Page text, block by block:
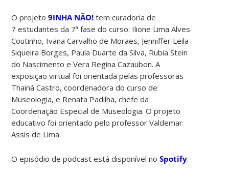
O projeto9INHA NÃO! tem curadoria de
7 estudantes da 7ª fase do curso: Ilione Lima Alves
Coutinho, Ivana Carvalho de Moraes, Jenniffer Leila
Siqueira Borges, Paula Duarte da Silva, Rubia Stein
do Nascimento e Vera Regina Cazaubon. A
exposição virtual foi orientada pelas professoras
Thainá Castro, coordenadora do curso de
Museologia, e Renata Padilha, chefe da
Coordenação Especial de Museologia. O projeto
educativo foi orientado pelo professor Valdemar
Assis de Lima.
O episódio de podcast está disponível noSpotify.